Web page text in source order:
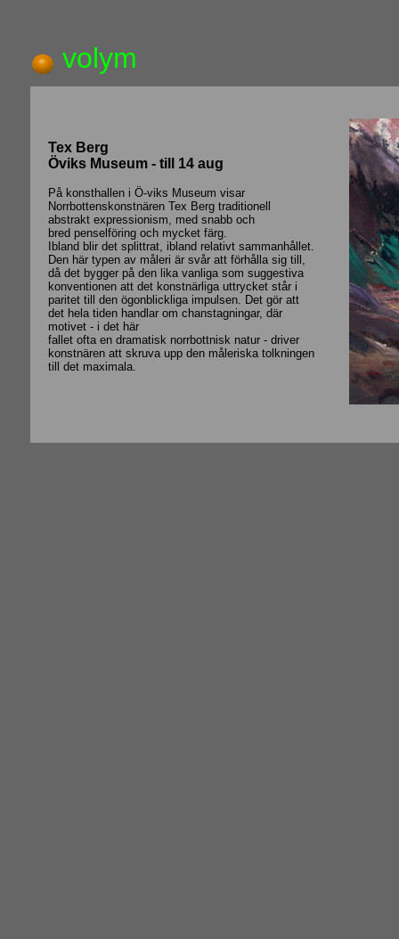
volym
Tex Berg
Öviks Museum - till 14 aug
På konsthallen i Ö-viks Museum visar
Norrbottenskonstnären Tex Berg traditionell
abstrakt expressionism, med snabb och
bred penselföring och mycket färg.
Ibland blir det splittrat, ibland relativt sammanhållet.
Den här typen av måleri är svår att förhålla sig till,
då det bygger på den lika vanliga som suggestiva
konventionen att det konstnärliga uttrycket står i
paritet till den ögonblickliga impulsen. Det gör att
det hela tiden handlar om chanstagningar, där
motivet - i det här
fallet ofta en dramatisk norrbottnisk natur - driver
konstnären att skruva upp den måleriska tolkningen
till det maximala.